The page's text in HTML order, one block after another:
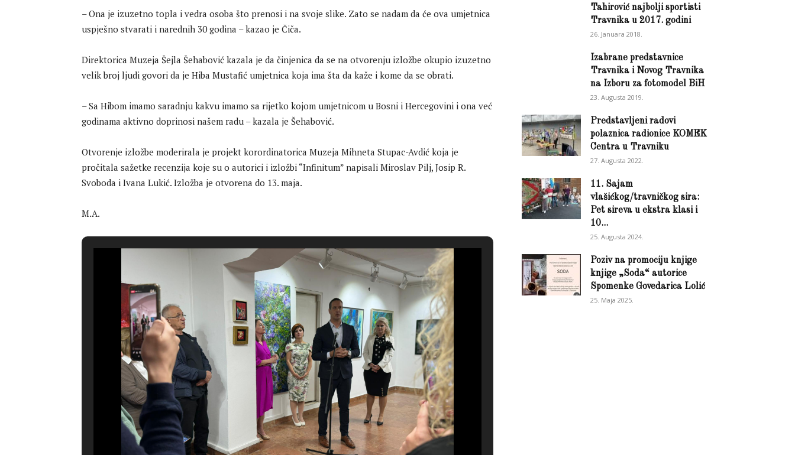
– Ona je izuzetno topla i vedra osoba što prenosi i na svoje slike. Zato se nadam da će ova umjetnica
uspješno stvarati i narednih 30 godina – kazao je Čiča.
Direktorica Muzeja Šejla Šehabović kazala je da činjenica da se na otvorenju izložbe okupio izuzetno
velik broj ljudi govori da je Hiba Mustafić umjetnica koja ima šta da kaže i kome da se obrati.
– Sa Hibom imamo saradnju kakvu imamo sa rijetko kojom umjetnicom u Bosni i Hercegovini i ona već
godinama aktivno doprinosi našem radu – kazala je Šehabović.
Otvorenje izložbe moderirala je projekt korordinatorica Muzeja Mihneta Stupac-Avdić koja je
pročitala sažetke recenzija koje su o autorici i izložbi “Infinitum” napisali Miroslav Pilj, Josip R.
Svoboda i Ivana Lukić. Izložba je otvorena do 13. maja.
M.A.
Tahirović najbolji sportisti
Travnika u 2017. godini
26. Januara 2018.
Izabrane predstavnice
Travnika i Novog Travnika
na Izboru za fotomodel BiH
23. Augusta 2019.
Predstavljeni radovi
polaznica radionice KOMEK
Centra u Travniku
27. Augusta 2022.
11. Sajam
vlašićkog/travničkog sira:
Pet sireva u ekstra klasi i
10...
25. Augusta 2024.
Poziv na promociju knjige
knjige „Soda“ autorice
Spomenke Govedarica Lolić
25. Maja 2025.